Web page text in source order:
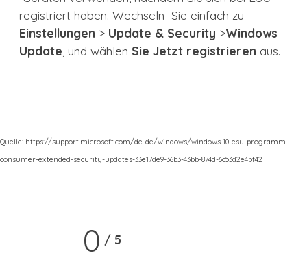
registriert haben. Wechseln Sie einfach zu
Einstellungen > Update & Security >Windows
Update , und wählen Sie Jetzt registrieren aus.
Quelle: https://support.microsoft.com/de-de/windows/windows-10-esu-programm-
consumer-extended-security-updates-33e17de9-36b3-43bb-874d-6c53d2e4bf42
0 / 5